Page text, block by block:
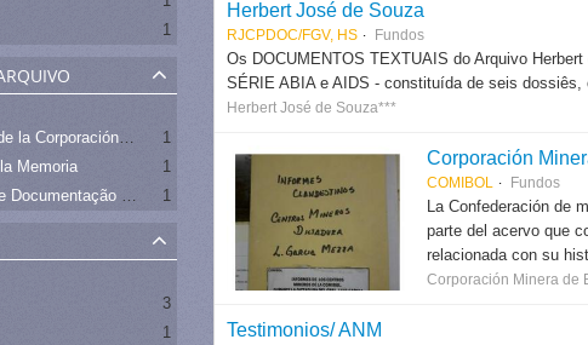
1
Sistema de Archivo de la Corporación Minera de Bolivia
1
Memoria
1
Centro de Pesquisa e Documentação de História Contemporânea do Brasil CPDOC/FGV
1
3
1
Herbert José de Souza
RJCPDOC/FGV, HS Fundos
Os DOCUMENTOS TEXTUAIS do Arquivo
SÉRIE ABIA e AIDS - constituída de seis
Herbert José de Souza***
Corporación
COMIBOL Fundos
La Confederación de
parte del acervo que
relacionada con su
Corporación Minera de
Testimonios/ ANM